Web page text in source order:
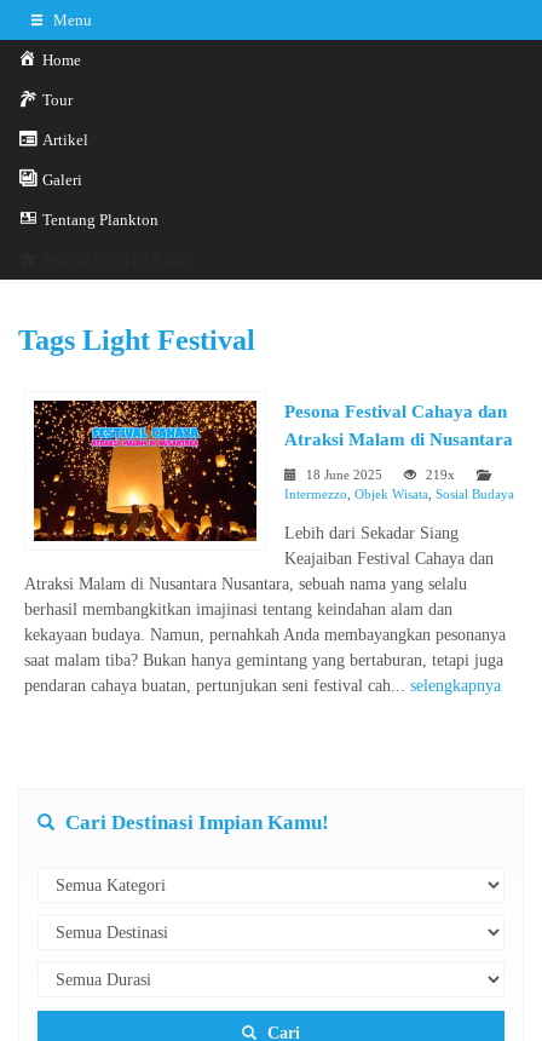
Menu
Home
Tour
Artikel
Galeri
Tentang Plankton
Tags Light Festival
Pesona Festival Cahaya dan
Atraksi Malam di Nusantara
18 June 2025
219x
Intermezzo Objek Wisata Sosial Budaya
Lebih dari Sekadar Siang
Keajaiban Festival Cahaya dan
Atraksi Malam di Nusantara Nusantara, sebuah nama yang selalu
berhasil membangkitkan imajinasi tentang keindahan alam dan
kekayaan budaya. Namun, pernahkah Anda membayangkan pesonanya
saat malam tiba? Bukan hanya gemintang yang bertaburan, tetapi juga
pendaran cahaya buatan, pertunjukan seni festival cah... selengkapnya
Cari Destinasi Impian Kamu!
Cari